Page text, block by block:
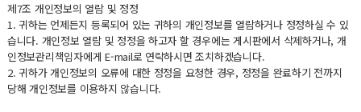
제7조 개인정보의 열람 및 정정
1. 귀하는 언제든지 등록되어 있는 귀하의 개인정보를 열람하거나 정정하실 수 있
습니다. 개인정보 열람 및 정정을 하고자 할 경우에는 게시판에서 삭제하거나, 개
인정보관리책임자에게 E-mail로 연락하시면 조치하겠습니다.
2. 귀하가 개인정보의 오류에 대한 정정을 요청한 경우, 정정을 완료하기 전까지
당해 개인정보를 이용하지 않습니다.